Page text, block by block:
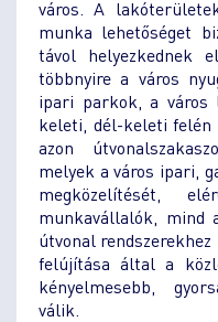
város. A
munka lehetőséget
távol helyezkednek
többnyire a város
ipari parkok, a város
keleti, dél-keleti
azon
melyek a város ipari,
megközelítését,
munkavállalók, mind
útvonal
felújítása által a
kényelmesebb,
válik.